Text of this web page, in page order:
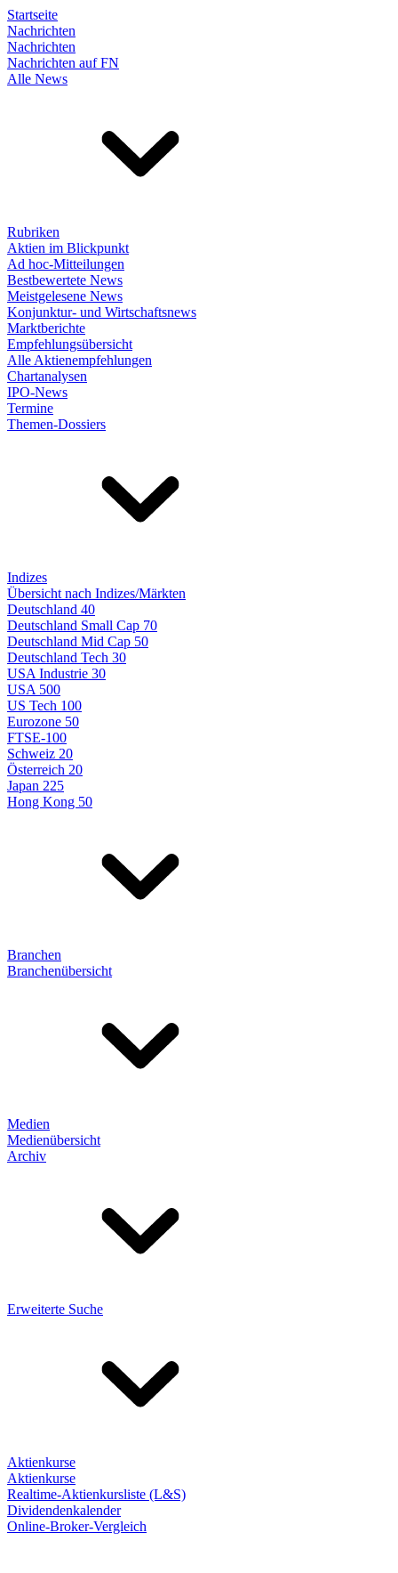
Startseite
Nachrichten
Nachrichten
Nachrichten auf FN
Alle News
Rubriken
Aktien im Blickpunkt
Ad hoc-Mitteilungen
Bestbewertete News
Meistgelesene News
Konjunktur- und Wirtschaftsnews
Marktberichte
Empfehlungsübersicht
Alle Aktienempfehlungen
Chartanalysen
IPO-News
Termine
Themen-Dossiers
Indizes
Übersicht nach Indizes/Märkten
Deutschland 40
Deutschland Small Cap 70
Deutschland Mid Cap 50
Deutschland Tech 30
USA Industrie 30
USA 500
US Tech 100
Eurozone 50
FTSE-100
Schweiz 20
Österreich 20
Japan 225
Hong Kong 50
Branchen
Branchenübersicht
Medien
Medienübersicht
Archiv
Erweiterte Suche
Aktienkurse
Aktienkurse
Realtime-Aktienkursliste (L&S)
Dividendenkalender
Online-Broker-Vergleich